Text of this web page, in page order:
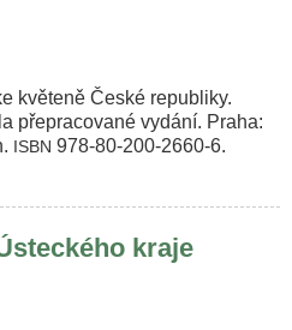
květeně České republiky.
přepracované vydání. Praha:
ISBN 978-80-200-2660-6.
kraje